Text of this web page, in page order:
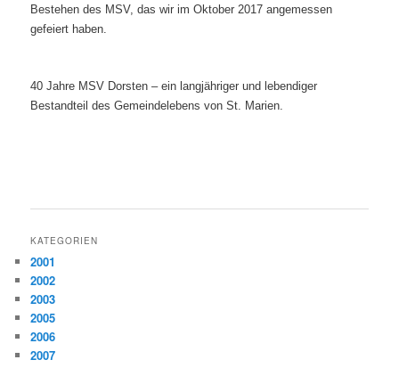
Bestehen des MSV, das wir im Oktober 2017 angemessen
gefeiert haben.
40 Jahre MSV Dorsten – ein langjähriger und lebendiger
Bestandteil des Gemeindelebens von St. Marien.
KATEGORIEN
2001
2002
2003
2005
2006
2007